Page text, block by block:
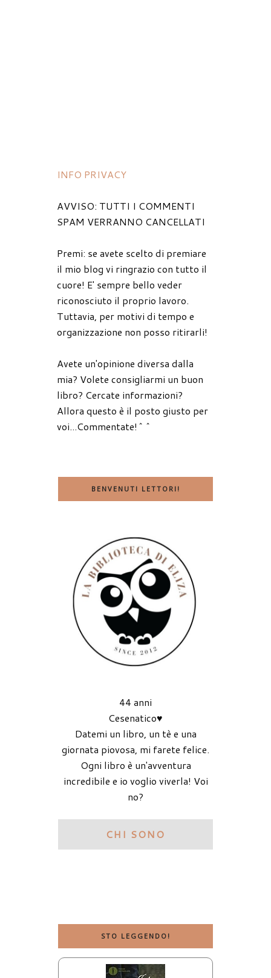
INFO PRIVACY
AVVISO: TUTTI I COMMENTI
SPAM VERRANNO CANCELLATI
Premi: se avete scelto di premiare
il mio blog vi ringrazio con tutto il
cuore! E' sempre bello veder
riconosciuto il proprio lavoro.
Tuttavia, per motivi di tempo e
organizzazione non posso ritirarli!
Avete un'opinione diversa dalla
mia? Volete consigliarmi un buon
libro? Cercate informazioni?
Allora questo è il posto giusto per
voi...Commentate!^^
BENVENUTI LETTORI!
44 anni
Cesenatico♥
Datemi un libro, un tè e una
giornata piovosa, mi farete felice.
Ogni libro è un'avventura
incredibile e io voglio viverla! Voi
no?
CHI SONO
STO LEGGENDO!